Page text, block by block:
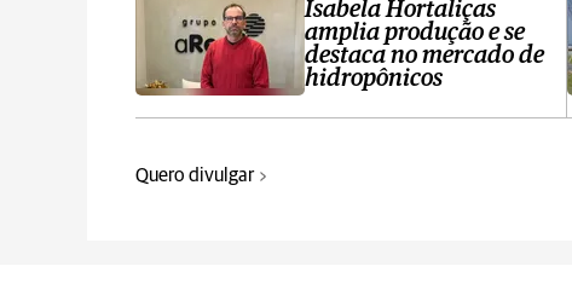
Isabela Hortaliças
amplia produção e se
destaca no mercado de
hidropônicos
Quero divulgar